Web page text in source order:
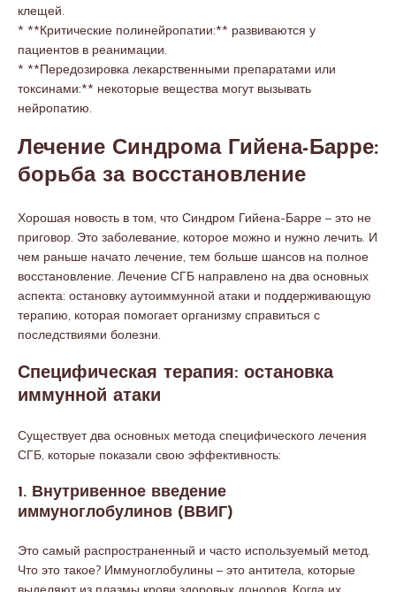
клещей.
* **Критические полинейропатии:** развиваются у
пациентов в реанимации.
* **Передозировка лекарственными препаратами или
токсинами:** некоторые вещества могут вызывать
нейропатию.
Лечение Синдрома Гийена-Барре:
борьба за восстановление
Хорошая новость в том, что Синдром Гийена-Барре – это не
приговор. Это заболевание, которое можно и нужно лечить. И
чем раньше начато лечение, тем больше шансов на полное
восстановление. Лечение СГБ направлено на два основных
аспекта: остановку аутоиммунной атаки и поддерживающую
терапию, которая помогает организму справиться с
последствиями болезни.
Специфическая терапия: остановка
иммунной атаки
Существует два основных метода специфического лечения
СГБ, которые показали свою эффективность:
1. Внутривенное введение
иммуноглобулинов (ВВИГ)
Это самый распространенный и часто используемый метод.
Что это такое? Иммуноглобулины – это антитела, которые